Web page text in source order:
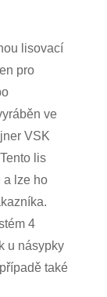
lisovací
pro
ve
VSK
lis
a lze ho
4
u násypky
také